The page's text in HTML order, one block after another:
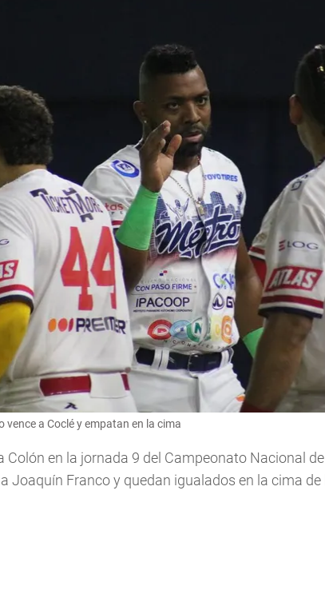
a Coclé y empatan en la cima
Colón en la jornada 9 del Campeonato Nacional de
Joaquín Franco y quedan igualados en la cima